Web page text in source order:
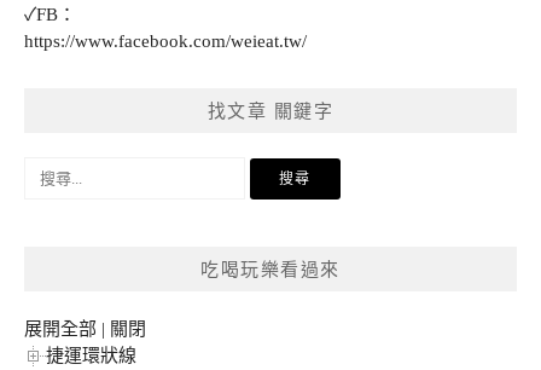
✓FB：
https://www.facebook.com/weieat.tw/
找文章 關鍵字
搜
吃喝玩樂看過來
展開全部 | 關閉
捷運環狀線